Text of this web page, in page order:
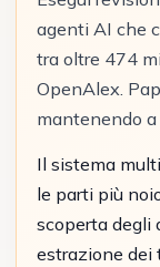
agenti AI che
tra oltre 474
OpenAlex.
mantenendo
Il sistema
le parti più
scoperta degli
estrazione